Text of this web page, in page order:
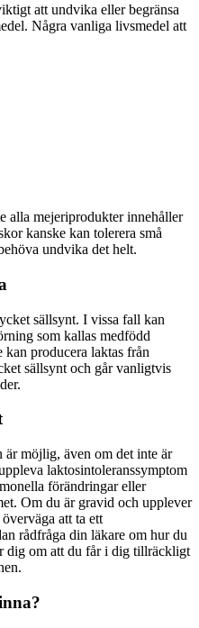
att undvika eller begränsa
Några vanliga livsmedel att
alla mejeriprodukter innehåller
kanske kan tolerera små
undvika det helt.
sällsynt. I vissa fall kan
som kallas medfödd
producera laktas från
sällsynt och går vanligtvis
är möjlig, även om det inte är
laktosintoleranssymptom
förändringar eller
Om du är gravid och upplever
att ta ett
rådfråga din läkare om hur du
dig om att du får i dig tillräckligt